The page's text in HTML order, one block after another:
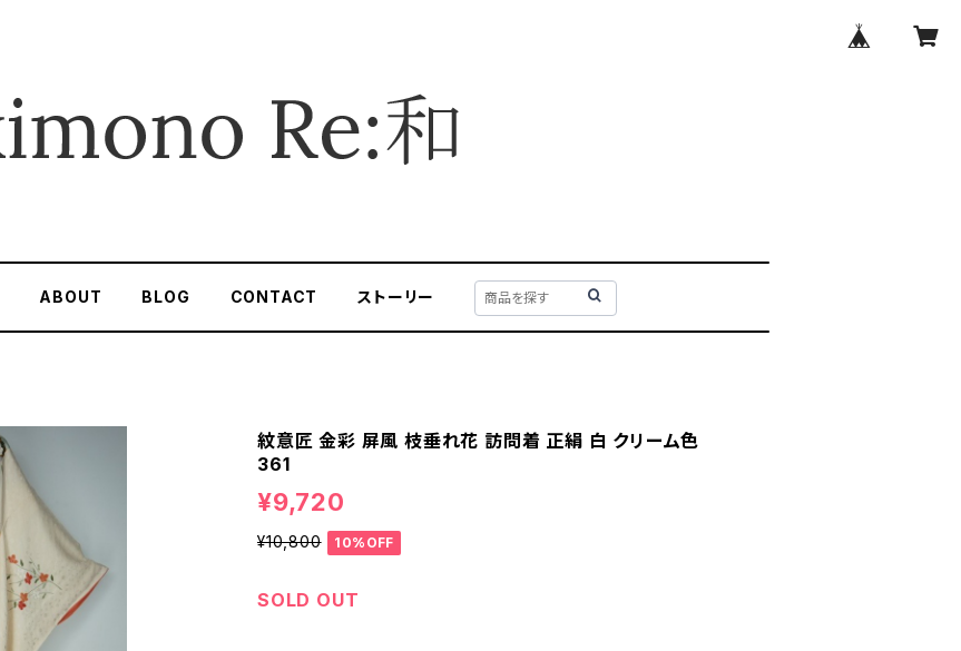
ABOUT BLOG CONTACT ストーリー
紋意匠 金彩 屏風 枝垂れ花 訪問着 正絹 白 クリーム色
361
¥9,720
¥10,800 10%OFF
SOLD OUT